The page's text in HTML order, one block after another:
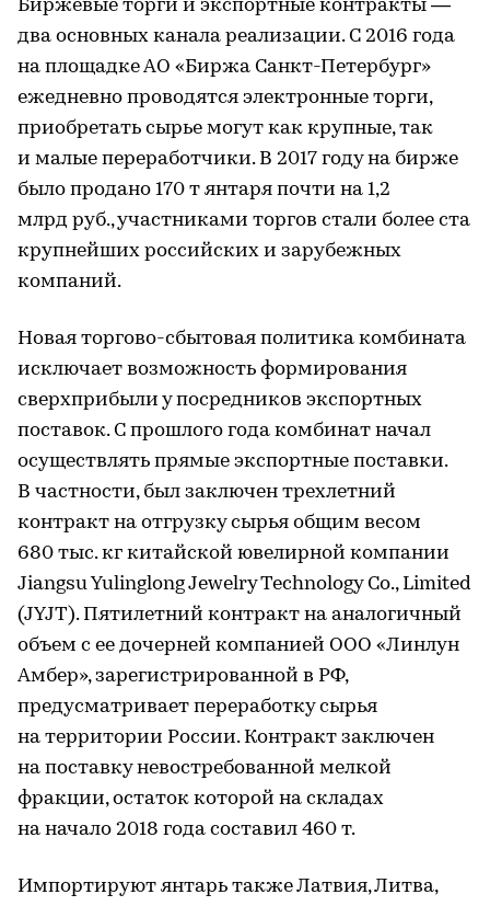
Биржевые торги и экспортные контракты —
два основных канала реализации. С 2016 года
на площадке АО «Биржа Санкт-Петербург»
ежедневно проводятся электронные торги,
приобретать сырье могут как крупные, так
и малые переработчики. В 2017 году на бирже
было продано 170 т янтаря почти на 1,2
млрд руб., участниками торгов стали более ста
крупнейших российских и зарубежных
компаний.
Новая торгово-сбытовая политика комбината
исключает возможность формирования
сверхприбыли у посредников экспортных
поставок. С прошлого года комбинат начал
осуществлять прямые экспортные поставки.
В частности, был заключен трехлетний
контракт на отгрузку сырья общим весом
680 тыс. кг китайской ювелирной компании
Jiangsu Yulinglong Jewelry Technology Co., Limited
(JYJT). Пятилетний контракт на аналогичный
объем с ее дочерней компанией ООО «Линлун
Амбер», зарегистрированной в РФ,
предусматривает переработку сырья
на территории России. Контракт заключен
на поставку невостребованной мелкой
фракции, остаток которой на складах
на начало 2018 года составил 460 т.
Импортируют янтарь также Латвия, Литва,